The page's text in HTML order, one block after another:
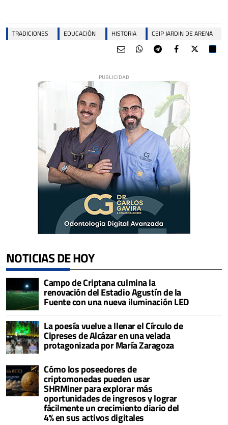
TRADICIONES EDUCACIÓN HISTORIA CEIP JARDIN DE ARENA
NOTICIAS DE HOY
Campo de Criptana culmina la
renovación del Estadio Agustín de la
Fuente con una nueva iluminación LED
La poesía vuelve a llenar el Círculo de
Cipreses de Alcázar en una velada
protagonizada por María Zaragoza
Cómo los poseedores de
criptomonedas pueden usar
SHRMiner para explorar más
oportunidades de ingresos y lograr
fácilmente un crecimiento diario del
4% en sus activos digitales